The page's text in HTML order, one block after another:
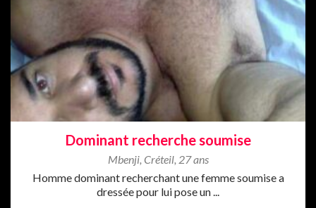
Dominant recherche soumise
Mbenji, Créteil, 27 ans
Homme dominant recherchant une femme soumise a
dressée pour lui pose un ...